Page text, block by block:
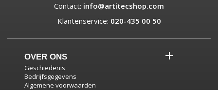
Contact: info@artitecshop.com
Klantenservice: 020-435 00 50
OVER ONS
Geschiedenis
Bedrijfsgegevens
Algemene voorwaarden